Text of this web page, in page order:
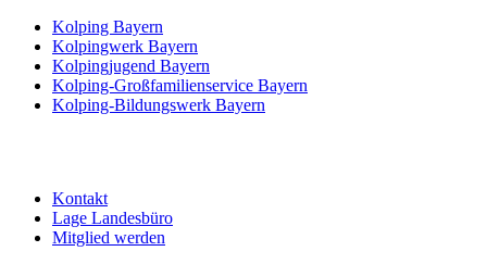
Kolping Bayern
Kolpingwerk Bayern
Kolpingjugend Bayern
Kolping-Großfamilienservice Bayern
Kolping-Bildungswerk Bayern
Kontakt
Lage Landesbüro
Mitglied werden